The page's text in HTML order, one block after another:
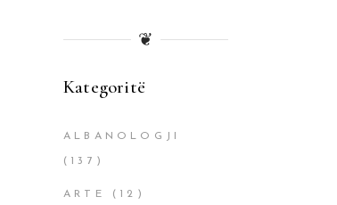
❦
Kategoritë
ALBANOLOGJI
(137)
ARTE (12)